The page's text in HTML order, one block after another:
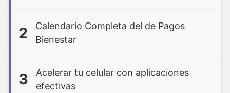
2
Calendario Completa del de Pagos
Bienestar
3
Acelerar tu celular con aplicaciones
efectivas